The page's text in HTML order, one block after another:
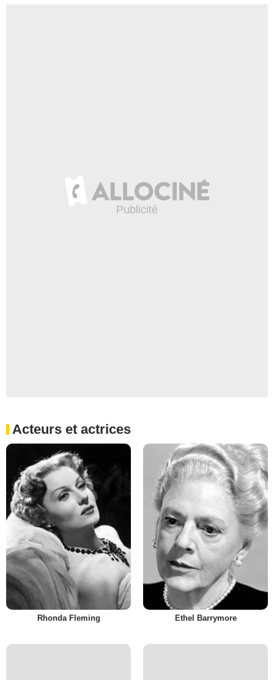
Acteurs et actrices
Rhonda Fleming Ethel Barrymore